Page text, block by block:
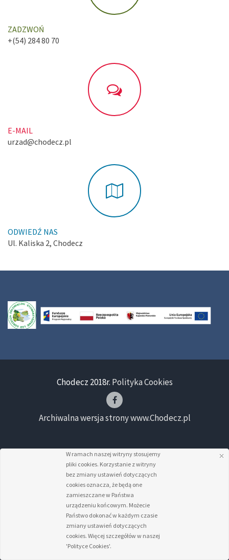
ZADZWOŃ
+(54) 284 80 70
E-MAIL
urzad@chodecz.pl
ODWIEDŹ NAS
Ul. Kaliska 2, Chodecz
Chodecz 2018r. Polityka Cookies
Archiwalna wersja strony www.Chodecz.pl
W ramach naszej witryny stosujemy
pliki cookies. Korzystanie z witryny
bez zmiany ustawień dotyczących
cookies oznacza, że będą one
zamieszczane w Państwa
urządzeniu końcowym. Możecie
Państwo dokonać w każdym czasie
zmiany ustawień dotyczących
cookies. Więcej szczegółów w naszej
'Polityce Cookies'.